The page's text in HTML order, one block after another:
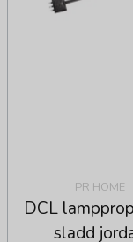
PR HOME
DCL
sladd